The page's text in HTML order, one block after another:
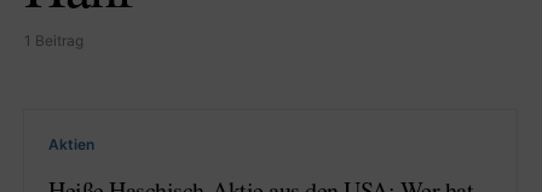
1 Beitrag
Aktien